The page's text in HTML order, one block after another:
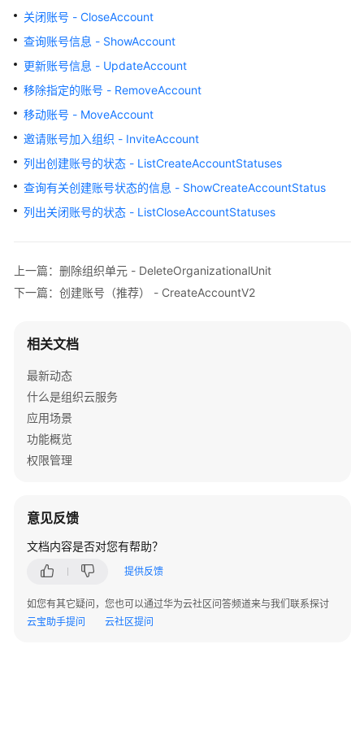
介
绍
快
速
入
门
用
户
指
南
佳
践
API
考
使
前
必
API
概
览
何
调
关闭账号 - CloseAccount
查询账号信息 - ShowAccount
更新账号信息 - UpdateAccount
移除指定的账号 - RemoveAccount
移动账号 - MoveAccount
邀请账号加入组织 - InviteAccount
列出创建账号的状态 - ListCreateAccountStatuses
查询有关创建账号状态的信息 - ShowCreateAccountStatus
列出关闭账号的状态 - ListCloseAccountStatuses
上一篇：删除组织单元 - DeleteOrganizationalUnit
下一篇：创建账号（推荐） - CreateAccountV2
相关文档
最新动态
什么是组织云服务
应用场景
功能概览
权限管理
意见反馈
文档内容是否对您有帮助？
提供反馈
如您有其它疑问，您也可以通过华为云社区问答频道来与我们联系探讨
云宝助手提问
云社区提问